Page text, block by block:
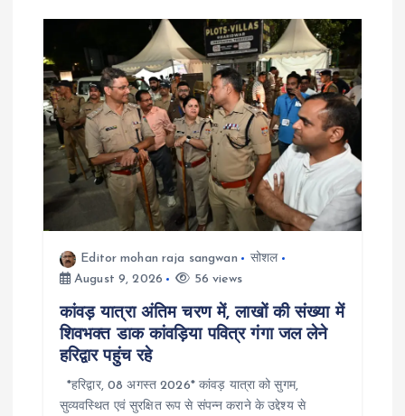
o
n
Editor mohan raja sangwan
सोशल
August 9, 2026
56 views
कांवड़ यात्रा अंतिम चरण में, लाखों की संख्या में
शिवभक्त डाक कांवड़िया पवित्र गंगा जल लेने
हरिद्वार पहुंच रहे
*हरिद्वार, 08 अगस्त 2026* कांवड़ यात्रा को सुगम,
सुव्यवस्थित एवं सुरक्षित रूप से संपन्न कराने के उद्देश्य से